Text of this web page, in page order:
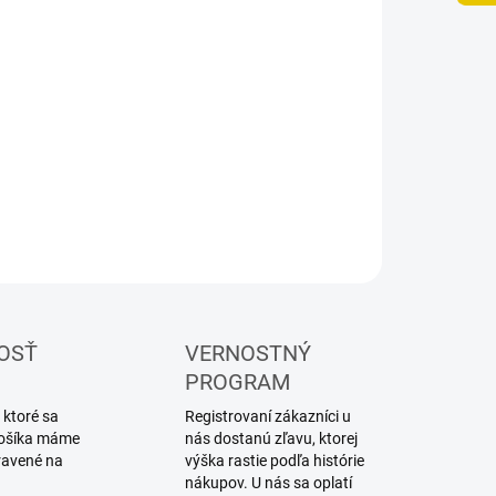
ktoré sa
máme
na
VERNOSTNÝ
PROGRAM
Registrovaní zákazníci u
nás dostanú zľavu, ktorej
výška rastie podľa histórie
nákupov. U nás sa oplatí